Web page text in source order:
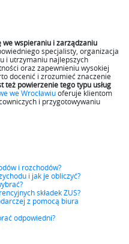
we wspieraniu i zarządzaniu
specjalisty, organizacja
i utrzymaniu najlepszych
oraz zapewnieniu wysokiej
docenić i zrozumieć znaczenie
też powierzenie tego typu usług
we Wrocławiuoferuje klientom
i przygotowywaniu
i rozchodów?
i jak je obliczyć?
składek ZUS?
z pomocą biura
odpowiedni?